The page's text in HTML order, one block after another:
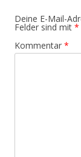
Deine E-Mail-
Felder sind mit *
Kommentar *